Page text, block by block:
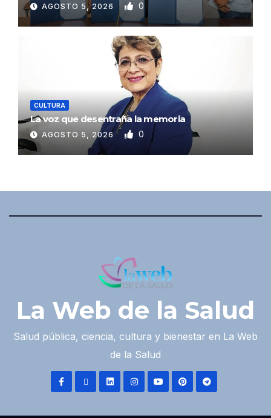
AGOSTO 5, 2026 0
CULTURA
La voz que desentraña la memoria
AGOSTO 5, 2026 0
La Web de la Salud
Salud pública, ciencia, cultura y bienestar en La Web
de la Salud